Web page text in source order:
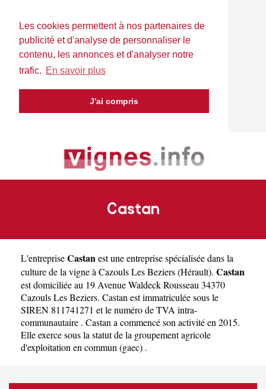
Les cookies permettent à nos partenaires de
publicité et d'analyse de personnaliser le
contenu, les annonces et d'analyser notre
trafic. En savoir plus
J'ai compris
Castan
L'entrepriseCastanest uneentreprise spécialisée dans la
culture de la vigne à Cazouls Les Beziers(Hérault). Castan
est domiciliée au 19 Avenue Waldeck Rousseau 34370
Cazouls Les Beziers. Castan est immatriculée sous le
SIREN 811741271 et le numéro de TVA intra-
communautaire . Castan a commencé son activité en 2015.
Elle exerce sous la statut de la groupement agricole
d'exploitation en commun (gaec) .